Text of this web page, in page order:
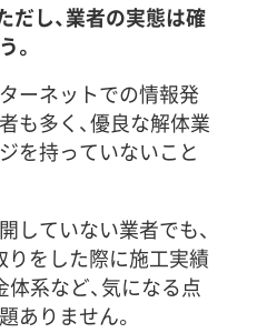
だし、業者の実態は確
。
ーネットでの情報発
も多く、優良な解体業
を持っていないこと
していない業者でも、
りをした際に施工実績
体系など、気になる点
ありません。